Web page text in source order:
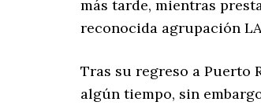
más tarde, mientras
reconocida agrupación
Tras su regreso a Puerto
algún tiempo, sin